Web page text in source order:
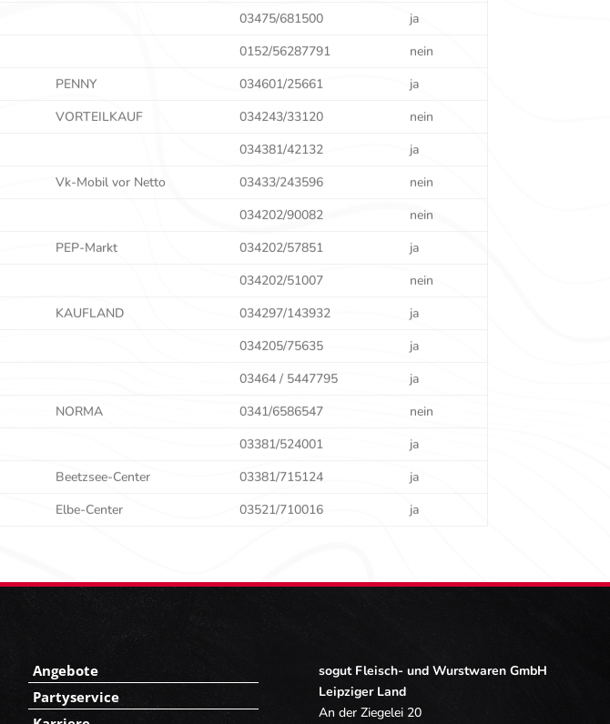
03475/681500
ja
0152/56287791
nein
PENNY 034601/25661
ja
VORTEILKAUF 034243/33120
nein
034381/42132
ja
Vk-Mobil vor Netto 03433/243596
nein
034202/90082
nein
PEP-Markt 034202/57851
ja
034202/51007
nein
KAUFLAND 034297/143932
ja
034205/75635
ja
03464 / 5447795
ja
NORMA 0341/6586547
nein
03381/524001
ja
Beetzsee-Center 03381/715124
ja
Elbe-Center 03521/710016 ja
Angebote
Partyservice
sogut Fleisch- und Wurstwaren GmbH
Leipziger Land
An der Ziegelei 20